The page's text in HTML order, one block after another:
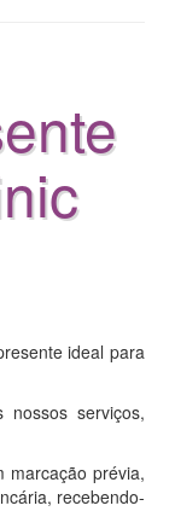
ideal para
nossos serviços,
marcação prévia,
recebendo-